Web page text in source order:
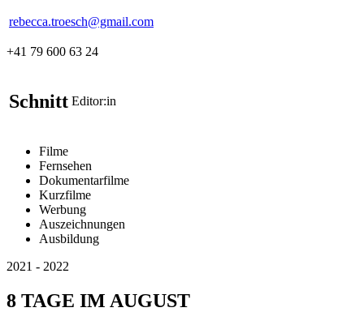
rebecca.troesch@gmail.com
+41 79 600 63 24
Schnitt Editor:in
Filme
Fernsehen
Dokumentarfilme
Kurzfilme
Werbung
Auszeichnungen
Ausbildung
2021 - 2022
8 TAGE IM AUGUST